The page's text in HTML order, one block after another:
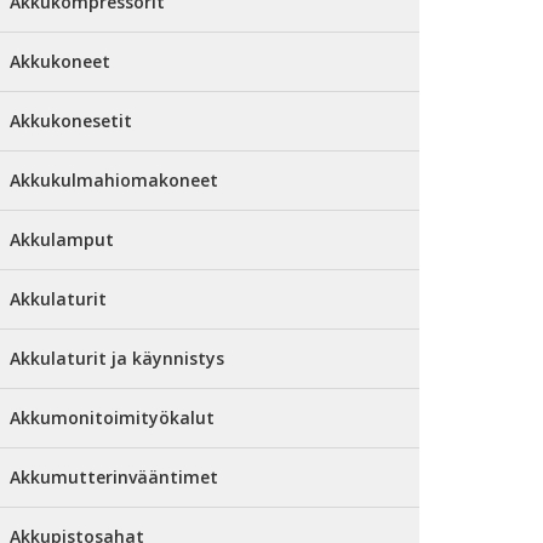
Akkukoneet
Akkukonesetit
Akkukulmahiomakoneet
Akkulamput
Akkulaturit
Akkulaturit ja käynnistys
Akkumonitoimityökalut
Akkumutterinvääntimet
Akkupistosahat